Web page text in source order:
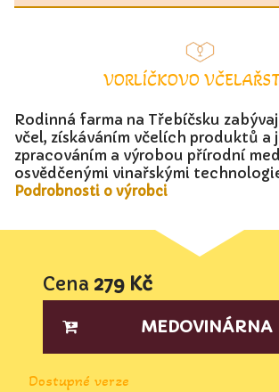
VORLÍČKOVO
Rodinná farma na Třebíčsku
včel, získáváním včelích produktů a
zpracováním a výrobou přírodní
osvědčenými vinařskými
Podrobnosti o výrobci
Cena 279 Kč
MEDOVINÁRNA
Dostupné verze